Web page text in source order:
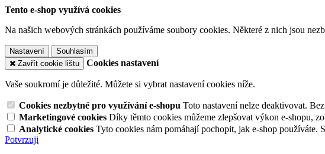
Tento e-shop využívá cookies
Na našich webových stránkách používáme soubory cookies. Některé z nich jsou
Nastavení
Souhlasím
Zavřít cookie lištu
Cookies nastavení
Vaše soukromí je důležité. Můžete si vybrat nastavení cookies níže.
Cookies nezbytné pro využívání e-shopu Toto nastavení nelze deaktivovat.
Marketingové cookies Díky těmto cookies můžeme zlepšovat výkon e-shopu,
Analytické cookies Tyto cookies nám pomáhají pochopit, jak e-shop používáte.
Potvrzuji